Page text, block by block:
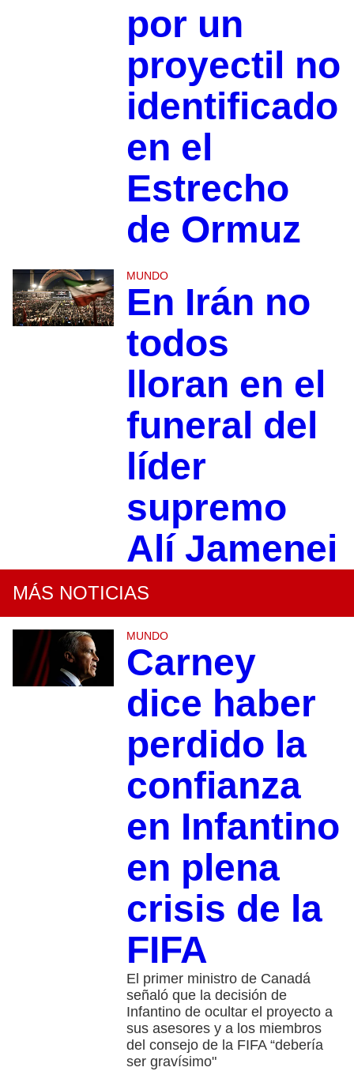
por un
proyectil no
identificado
en el
Estrecho
de Ormuz
MUNDO
En Irán no
todos
lloran en el
funeral del
líder
supremo
Alí Jamenei
MÁS NOTICIAS
MUNDO
Carney
dice haber
perdido la
confianza
en Infantino
en plena
crisis de la
FIFA
El primer ministro de Canadá
señaló que la decisión de
Infantino de ocultar el proyecto a
sus asesores y a los miembros
del consejo de la FIFA “debería
ser gravísimo"